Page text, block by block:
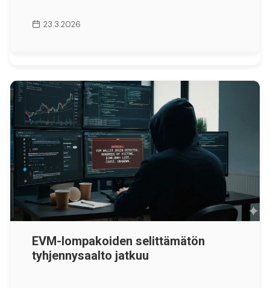
23.3.2026
EVM-lompakoiden selittämätön
tyhjennysaalto jatkuu